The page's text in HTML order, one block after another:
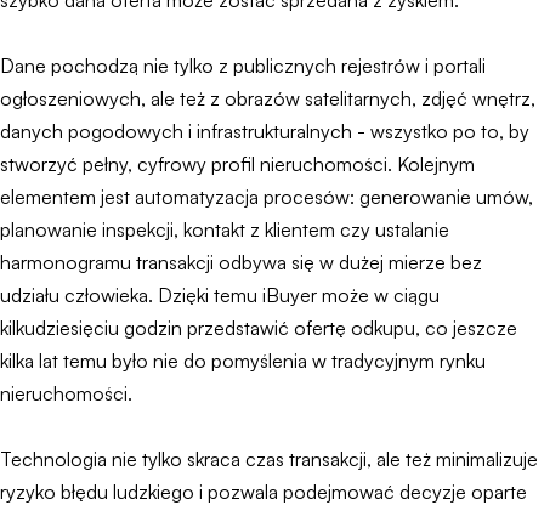
Dane pochodzą nie tylko z publicznych rejestrów i portali
ogłoszeniowych, ale też z obrazów satelitarnych, zdjęć wnętrz,
danych pogodowych i infrastrukturalnych - wszystko po to, by
stworzyć pełny, cyfrowy profil nieruchomości. Kolejnym
elementem jest automatyzacja procesów: generowanie umów,
planowanie inspekcji, kontakt z klientem czy ustalanie
harmonogramu transakcji odbywa się w dużej mierze bez
udziału człowieka. Dzięki temu iBuyer może w ciągu
kilkudziesięciu godzin przedstawić ofertę odkupu, co jeszcze
kilka lat temu było nie do pomyślenia w tradycyjnym rynku
nieruchomości.
Technologia nie tylko skraca czas transakcji, ale też minimalizuje
ryzyko błędu ludzkiego i pozwala podejmować decyzje oparte